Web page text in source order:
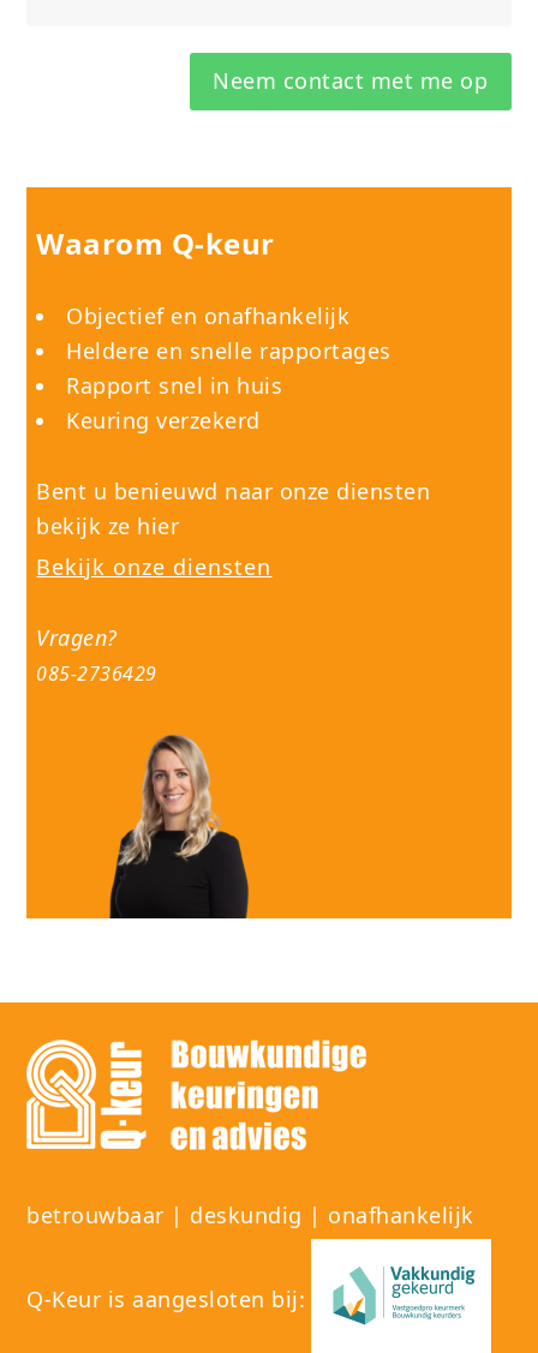
Neem contact met me op
Waarom Q-keur
Objectief en onafhankelijk
Heldere en snelle rapportages
Rapport snel in huis
Keuring verzekerd
Bent u benieuwd naar onze diensten
bekijk ze hier
Bekijk onze diensten
Vragen?
085-2736429
betrouwbaar | deskundig | onafhankelijk
Q-Keur is aangesloten bij: